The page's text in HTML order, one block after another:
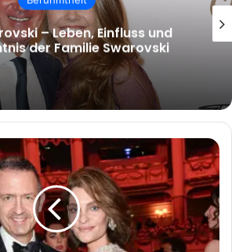
– Wer ist Malcolm
wächst das Interesse
an ihm?